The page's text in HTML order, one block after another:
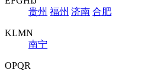
贵州 福州 济南 合肥
KLMN
南宁
OPQR